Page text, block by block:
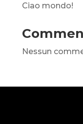
Ciao mondo!
Nessun